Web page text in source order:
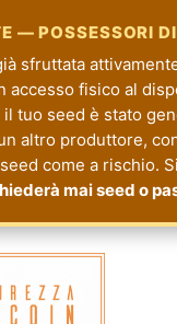
— POSSESSORI
sfruttata
accesso fisico al
il tuo seed è stato
altro produttore,
come a rischio.
mai seed o